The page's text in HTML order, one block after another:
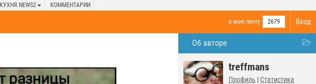
КУХНЯ NEWS2 КОММЕНТАРИИ
Вход
в мою ленту 2679
Об авторе
treffmans
Профиль | Статистика